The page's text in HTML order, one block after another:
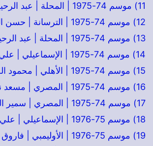
11) موسم 74-1975 | المحلة | عبد الرحيم خليل
12) موسم 74-1975 | الترسانة | حسن الشاذلي
13) موسم 74-1975 | المحلة | عبد الرحيم خليل
14) موسم 74-1975 | الإسماعيلي | علي أبو جريشة
15) موسم 74-1975 | الأهلي | محمود الخطيب
16) موسم 74-1975 | المصري | مسعد نور
17) موسم 74-1975 | المصري | سمير التفاهني
18) موسم 75-1976 | الإسماعيلي | علي أبو جريشة
19) موسم 75-1976 | الأوليمبي | فاروق السيد